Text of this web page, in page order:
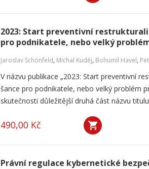
2023: Start preventivní
pro podnikatele, nebo velký
Jaroslav Schönfeld, Michal Kuděj, Bohumil Havel,
V názvu publikace „2023: Start preventivní
šance pro podnikatele, nebo velký problém
skutečnosti důležitější druhá část názvu
490,00 Kč
Právní regulace kybernetické